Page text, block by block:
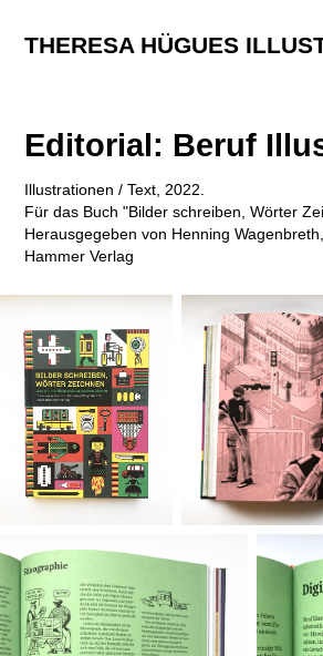
THERESA HÜGUES
Editorial: Beruf
Illustrationen / Text, 2022.
Für das Buch "Bilder schreiben, Wörter
Herausgegeben von Henning
Hammer Verlag